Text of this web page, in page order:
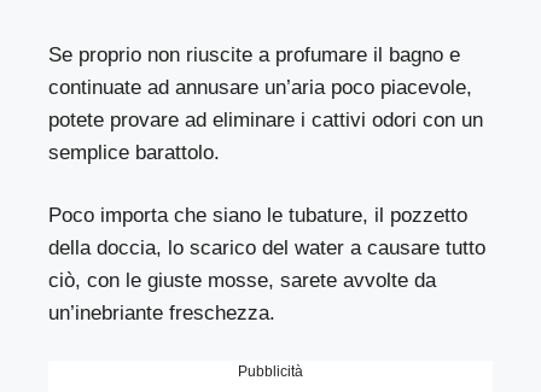
Se proprio non riuscite a profumare il bagno e
continuate ad annusare un’aria poco piacevole,
potete provare ad eliminare i cattivi odori con un
semplice barattolo.
Poco importa che siano le tubature, il pozzetto
della doccia, lo scarico del water a causare tutto
ciò, con le giuste mosse, sarete avvolte da
un’inebriante freschezza.
Pubblicità